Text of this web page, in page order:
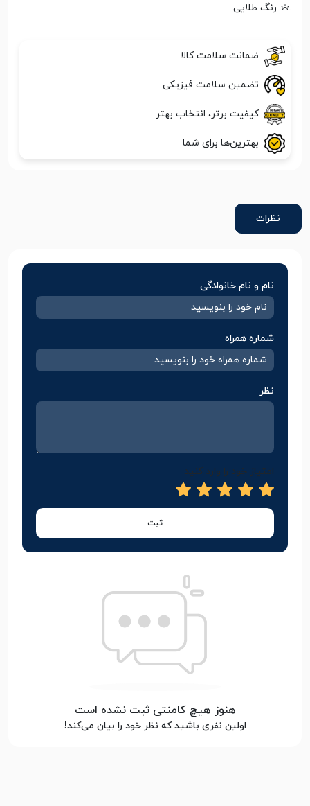
رنگ طلایی
ضمانت سلامت کالا
تضمین سلامت فیزیکی
کیفیت برتر، انتخاب بهتر
بهترین‌ها برای شما
نظرات
نام و نام خانوادگی
شماره همراه
نظر
امتیاز خود را وارد کنید
ثبت
هنوز هیچ کامنتی ثبت نشده است
اولین نفری باشید که نظر خود را بیان می‌کند!